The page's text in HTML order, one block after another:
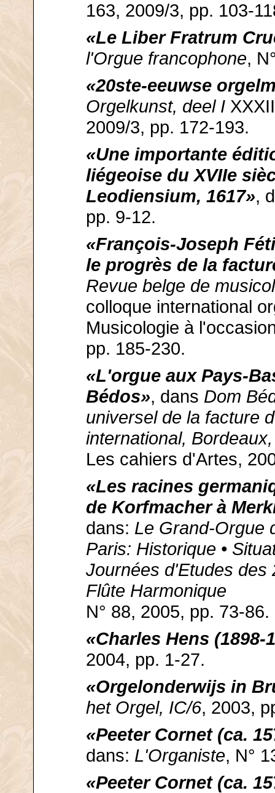
163, 2009/3, pp. 103-
«Le Liber Fratrum
l'Orgue francophone,
«20ste-eeuwse
Orgelkunst, deel I
2009/3, pp. 172-193.
«Une importante
liégeoise du XVIIe
Leodiensium, 1617»,
pp. 9-12.
«François-Joseph
le progrès de la
Revue belge de
colloque international
Musicologie à
pp. 185-230.
«L'orgue aux Pays-
Bédos», dans Dom
universel de la facture
international,
Les cahiers d'Artes,
«Les racines
de Korfmacher à
dans: Le Grand-Orgue
Paris: Historique •
Journées d'Etudes des
Flûte Harmonique
N° 88, 2005, pp. 73-86.
«Charles Hens (1898-
2004, pp. 1-27.
«Orgelonderwijs in
het Orgel, IC/6, 2003,
«Peeter Cornet (ca.
dans: L'Organiste, N°
«Peeter Cornet (ca.